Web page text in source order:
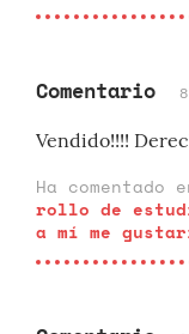
Comentario
Vendido!!!!
Ha comentado
rollo de
a mí me